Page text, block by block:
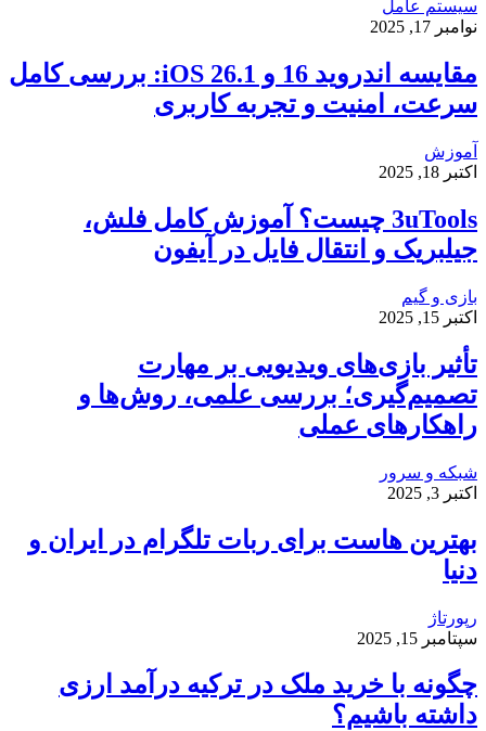
سیستم عامل
نوامبر 17, 2025
مقایسه اندروید 16 و iOS 26.1: بررسی کامل
سرعت، امنیت و تجربه کاربری
آموزش
اکتبر 18, 2025
3uTools چیست؟ آموزش کامل فلش،
جیلبریک و انتقال فایل در آیفون
بازی و گیم
اکتبر 15, 2025
تأثیر بازی‌های ویدیویی بر مهارت
تصمیم‌گیری؛ بررسی علمی، روش‌ها و
راهکارهای عملی
شبکه و سرور
اکتبر 3, 2025
بهترین هاست برای ربات تلگرام در ایران و
دنیا
رپورتاژ
سپتامبر 15, 2025
چگونه با خرید ملک در ترکیه درآمد ارزی
داشته باشیم؟